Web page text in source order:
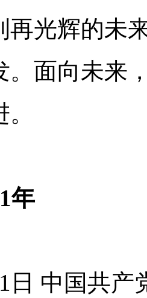
再光辉的未
。面向未来
年
中国共产